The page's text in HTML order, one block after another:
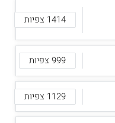
1414 צפיות
999 צפיות
1129 צפיות